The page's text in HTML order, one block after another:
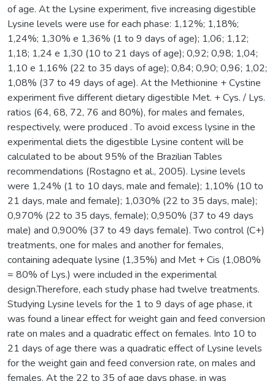
of age. At the Lysine experiment, five increasing digestible
Lysine levels were use for each phase: 1,12%; 1,18%;
1,24%; 1,30% e 1,36% (1 to 9 days of age); 1,06; 1,12;
1,18; 1,24 e 1,30 (10 to 21 days of age); 0,92; 0,98; 1,04;
1,10 e 1,16% (22 to 35 days of age); 0,84; 0,90; 0,96; 1,02;
1,08% (37 to 49 days of age). At the Methionine + Cystine
experiment five different dietary digestible Met. + Cys. / Lys.
ratios (64, 68, 72, 76 and 80%), for males and females,
respectively, were produced . To avoid excess lysine in the
experimental diets the digestible Lysine content will be
calculated to be about 95% of the Brazilian Tables
recommendations (Rostagno et al., 2005). Lysine levels
were 1,24% (1 to 10 days, male and female); 1,10% (10 to
21 days, male and female); 1,030% (22 to 35 days, male);
0,970% (22 to 35 days, female); 0,950% (37 to 49 days
male) and 0,900% (37 to 49 days female). Two control (C+)
treatments, one for males and another for females,
containing adequate lysine (1,35%) and Met + Cis (1,080%
= 80% of Lys.) were included in the experimental
design.Therefore, each study phase had twelve treatments.
Studying Lysine levels for the 1 to 9 days of age phase, it
was found a linear effect for weight gain and feed conversion
rate on males and a quadratic effect on females. Into 10 to
21 days of age there was a quadratic effect of Lysine levels
for the weight gain and feed conversion rate, on males and
females. At the 22 to 35 of age days phase, in was